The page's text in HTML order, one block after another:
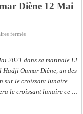
Diène 12 Mai
ferméssur
Matinale
Imam
El
Diène
Mai
2021 dans sa matinale El
Hadji Oumar Diène, un des
sur le croissant lunaire
le croissant lunaire ce …